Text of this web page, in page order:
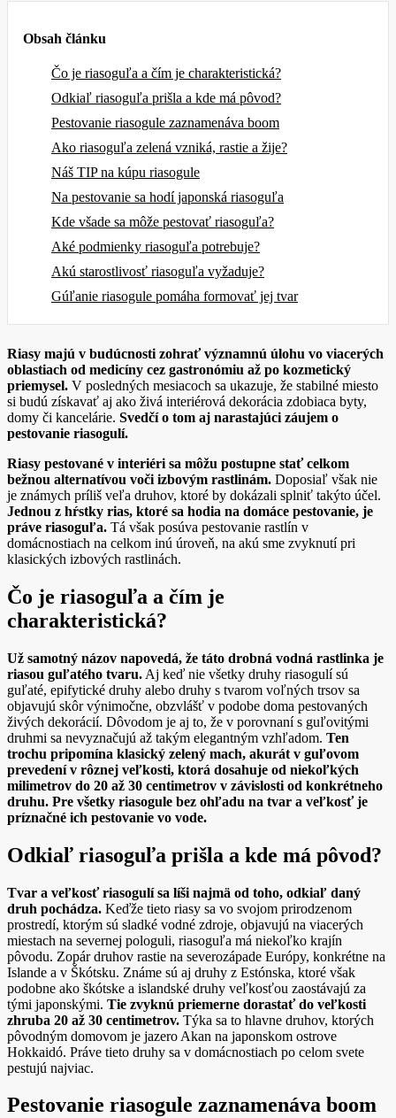
Obsah článku
Čo je riasoguľa a čím je charakteristická?
Odkiaľ riasoguľa prišla a kde má pôvod?
Pestovanie riasogule zaznamenáva boom
Ako riasoguľa zelená vzniká, rastie a žije?
Náš TIP na kúpu riasogule
Na pestovanie sa hodí japonská riasoguľa
Kde všade sa môže pestovať riasoguľa?
Aké podmienky riasoguľa potrebuje?
Akú starostlivosť riasoguľa vyžaduje?
Gúľanie riasogule pomáha formovať jej tvar
Riasy majú v budúcnosti zohrať významnú úlohu vo viacerých
oblastiach od medicíny cez gastronómiu až po kozmetický
priemysel. V posledných mesiacoch sa ukazuje, že stabilné miesto
si budú získavať aj ako živá interiérová dekorácia zdobiaca byty,
domy či kancelárie. Svedčí o tom aj narastajúci záujem o
pestovanie riasogulí.
Riasy pestované v interiéri sa môžu postupne stať celkom
bežnou alternatívou voči izbovým rastlinám. Doposiaľ však nie
je známych príliš veľa druhov, ktoré by dokázali splniť takýto účel.
Jednou z hŕstky rias, ktoré sa hodia na domáce pestovanie, je
práve riasoguľa. Tá však posúva pestovanie rastlín v
domácnostiach na celkom inú úroveň, na akú sme zvyknutí pri
klasických izbových rastlinách.
Čo je riasoguľa a čím je
charakteristická?
Už samotný názov napovedá, že táto drobná vodná rastlinka je
riasou guľatého tvaru. Aj keď nie všetky druhy riasogulí sú
guľaté, epifytické druhy alebo druhy s tvarom voľných trsov sa
objavujú skôr výnimočne, obzvlášť v podobe doma pestovaných
živých dekorácií. Dôvodom je aj to, že v porovnaní s guľovitými
druhmi sa nevyznačujú až takým elegantným vzhľadom. Ten
trochu pripomína klasický zelený mach, akurát v guľovom
prevedení v rôznej veľkosti, ktorá dosahuje od niekoľkých
milimetrov do 20 až 30 centimetrov v závislosti od konkrétneho
druhu. Pre všetky riasogule bez ohľadu na tvar a veľkosť je
príznačné ich pestovanie vo vode.
Odkiaľ riasoguľa prišla a kde má pôvod?
Tvar a veľkosť riasogulí sa líši najmä od toho, odkiaľ daný
druh pochádza. Keďže tieto riasy sa vo svojom prirodzenom
prostredí, ktorým sú sladké vodné zdroje, objavujú na viacerých
miestach na severnej pologuli, riasoguľa má niekoľko krajín
pôvodu. Zopár druhov rastie na severozápade Európy, konkrétne na
Islande a v Škótsku. Známe sú aj druhy z Estónska, ktoré však
podobne ako škótske a islandské druhy veľkosťou zaostávajú za
tými japonskými. Tie zvyknú priemerne dorastať do veľkosti
zhruba 20 až 30 centimetrov. Týka sa to hlavne druhov, ktorých
pôvodným domovom je jazero Akan na japonskom ostrove
Hokkaidó. Práve tieto druhy sa v domácnostiach po celom svete
pestujú najviac.
Pestovanie riasogule zaznamenáva boom